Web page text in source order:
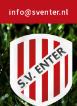
info@sventer.nl